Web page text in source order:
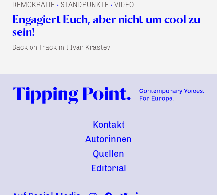
DEMOKRATIE • STANDPUNKTE • VIDEO
Engagiert Euch, aber nicht um cool zu
sein!
Back on Track mit Ivan Krastev
Kontakt
Autorinnen
Quellen
Editorial